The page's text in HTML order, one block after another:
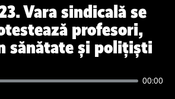
Vara sindicală se
profesori,
sănătate și polițiști
00:00